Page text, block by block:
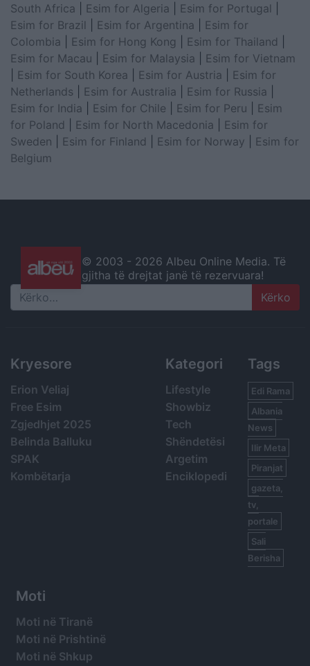
South Africa
Esim for Algeria Esim for Portugal
Esim for Brazil
Esim for Argentina
Esim for
Colombia
Esim for Hong Kong Esim for Thailand
Esim for Macau
Esim for Malaysia
Esim for Vietnam
Esim for South Korea Esim for Austria
Esim for
Netherlands
Esim for Australia Esim for Russia
Esim for India
Esim for Chile Esim for Peru
Esim
for Poland
Esim for North Macedonia
Esim for
Sweden
Esim for Finland Esim for Norway
Esim for
Belgium
© 2003 - 2026 Albeu Online Media. Të
gjitha të drejtat janë të rezervuara!
Search
Kryesore
Erion Veliaj
Free Esim
Zgjedhjet 2025
Belinda Balluku
SPAK
Kombëtarja
Kategori
Lifestyle
Showbiz
Tech
Shëndetësi
Argetim
Enciklopedi
Tags
Edi Rama
Albania
News
Ilir Meta
Piranjat
gazeta,
tv,
portale
Sali
Berisha
Moti
Moti në Tiranë
Moti në Prishtinë
Moti në Shkup